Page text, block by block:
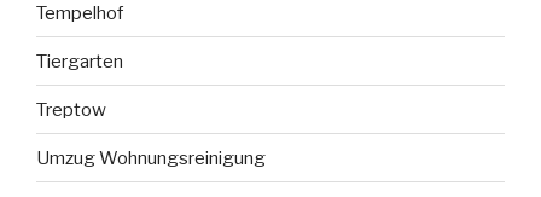
Tempelhof
Tiergarten
Treptow
Umzug Wohnungsreinigung